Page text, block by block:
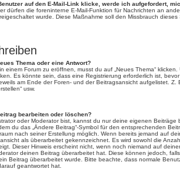
auf den E-Mail-Link klicke, werde ich aufgefordert,
dürfen die foreninterne E-Mail-Funktion für Nachrichten an
wurde. Diese Maßnahme soll den Missbrauch
Thema oder eine Antwort?
einem Forum zu eröffnen, musst du auf „Neues Thema“
Es könnte sein, dass eine Registrierung erforderlich ist,
am Ende der Foren- und der Beitragsansicht aufgelistet. Z.
usw.
bearbeiten oder löschen?
oder Moderator bist, kannst du nur deine eigenen
du das „Ändere Beitrag“-Symbol für den entsprechenden
nach seiner Erstellung möglich. Wenn bereits jemand auf
als überarbeitet gekennzeichnet. Es wird sowohl die
Dieser Hinweis erscheint nicht, wenn noch niemand auf
deinen Beitrag überarbeitet hat. Diese können jedoch,
Beitrag überarbeitet wurde. Bitte beachte, dass normale
geantwortet hat.